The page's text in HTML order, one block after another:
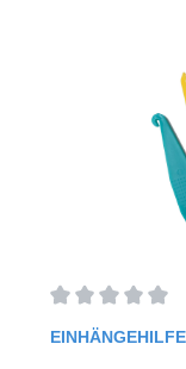
EINHÄNGEHILFE